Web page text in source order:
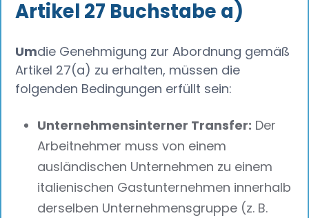
Artikel 27 Buchstabe a)
Umdie Genehmigung zur Abordnung gemäß
Artikel 27(a) zu erhalten, müssen die
folgenden Bedingungen erfüllt sein:
Unternehmensinterner Transfer: Der
Arbeitnehmer muss von einem
ausländischen Unternehmen zu einem
italienischen Gastunternehmen innerhalb
derselben Unternehmensgruppe (z. B.